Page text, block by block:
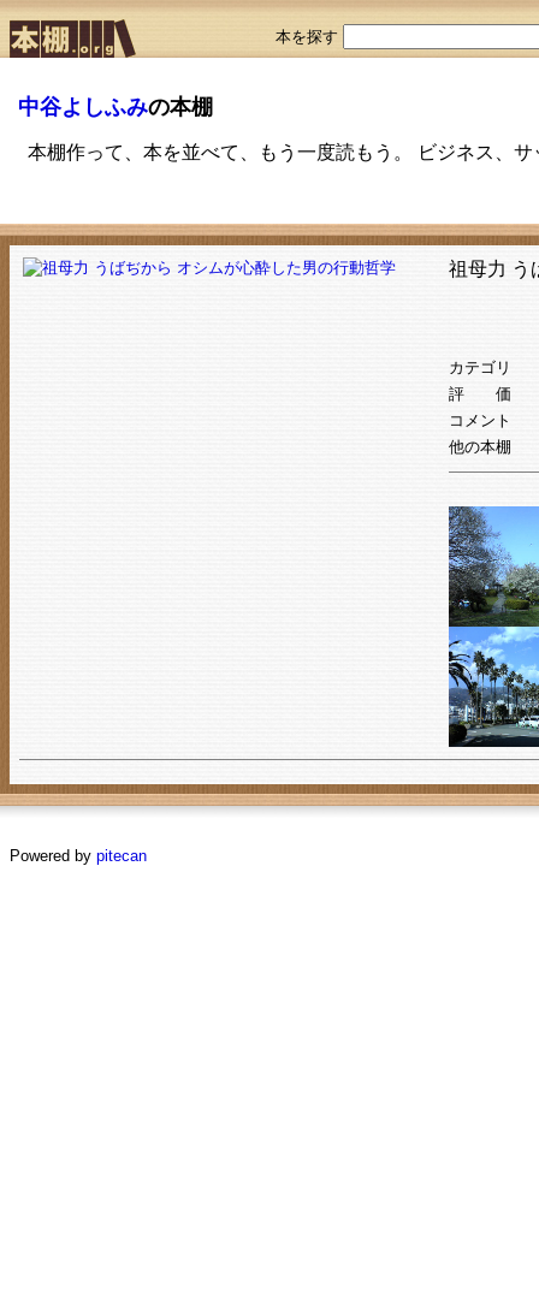
本を探す
中谷よしふみの本棚
本棚作って、本を並べて、もう一度読もう。 ビジネス、
祖母力 う
カテゴリ
評 価
コメント
他の本棚
Powered by pitecan